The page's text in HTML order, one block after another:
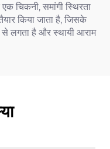
चिकनी, समांगी स्थिरता
किया जाता है, जिसके
से लगता है और स्थायी आराम